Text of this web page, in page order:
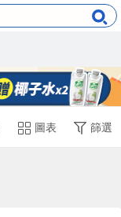
圖表 篩選